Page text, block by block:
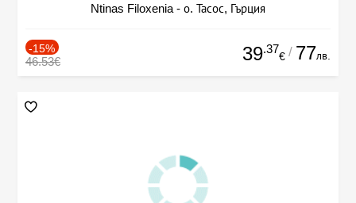
Ntinas Filoxenia - о. Тасос, Гърция
-15%
46.53€ 39.37
€ / 77лв.